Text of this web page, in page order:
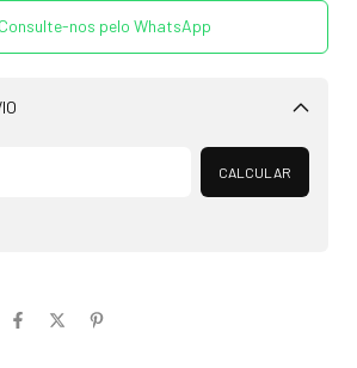
Consulte-nos pelo WhatsApp
Alterar CEP
CALCULAR